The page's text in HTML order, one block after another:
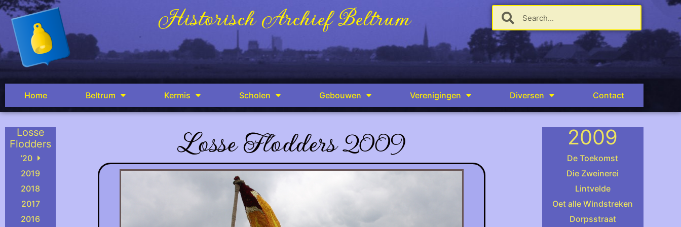
Historisch Archief Beltrum
Home Beltrum Kermis Scholen Gebouwen Verenigingen Diversen Contact
Losse
Flodders
’20
2019
2018
2017
2016
Losse Flodders 2009 2009
De Toekomst
Die Zweinerei
Lintvelde
Oet alle Windstreken
Dorpsstraat